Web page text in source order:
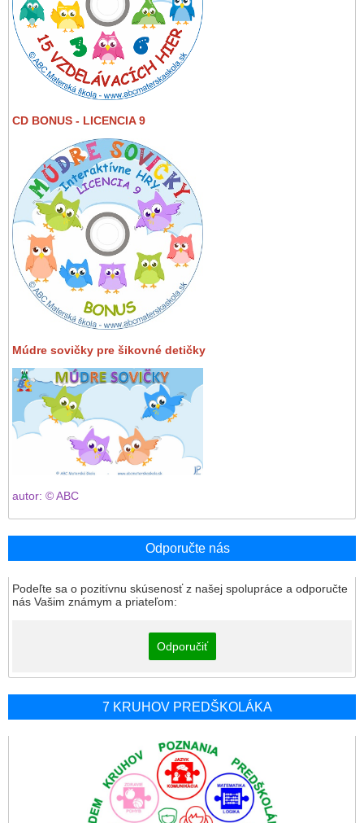
CD BONUS - LICENCIA 9
Múdre sovičky pre šikovné detičky
autor: © ABC
Odporučte nás
Podeľte sa o pozitívnu skúsenosť z našej spolupráce a odporučte
nás Vašim známym a priateľom:
Odporučiť
7 KRUHOV PREDŠKOLÁKA